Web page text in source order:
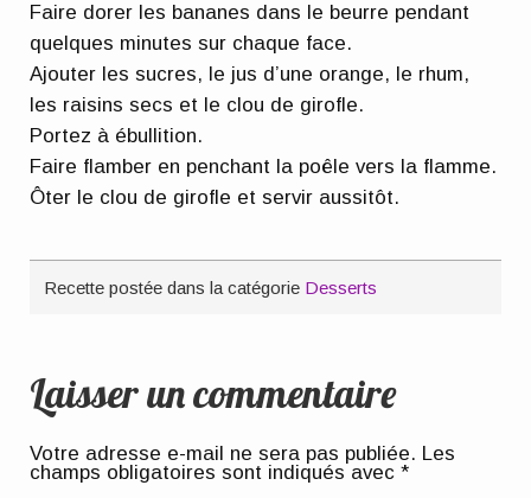
Faire dorer les bananes dans le beurre pendant
quelques minutes sur chaque face.
Ajouter les sucres, le jus d’une orange, le rhum,
les raisins secs et le clou de girofle.
Portez à ébullition.
Faire flamber en penchant la poêle vers la flamme.
Ôter le clou de girofle et servir aussitôt.
Recette postée dans la catégorie Desserts
Laisser un commentaire
Votre adresse e-mail ne sera pas publiée. Les
champs obligatoires sont indiqués avec*